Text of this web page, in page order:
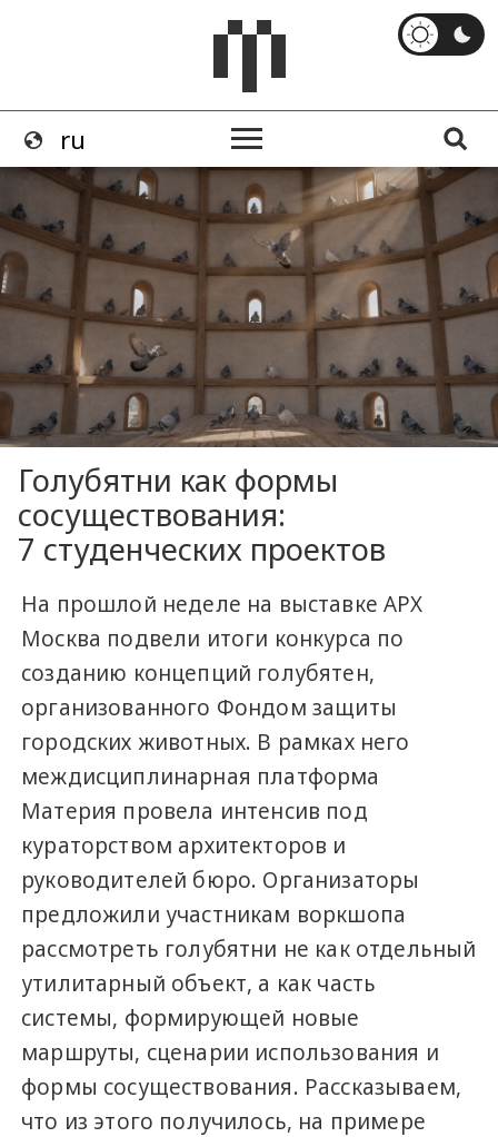
Голубятни как формы
сосуществования:
7 студенческих проектов
На прошлой неделе на выставке АРХ
Москва подвели итоги конкурса по
созданию концепций голубятен,
организованного Фондом защиты
городских животных. В рамках него
междисциплинарная платформа
Материя провела интенсив под
кураторством архитекторов и
руководителей бюро. Организаторы
предложили участникам воркшопа
рассмотреть голубятни не как отдельный
утилитарный объект, а как часть
системы, формирующей новые
маршруты, сценарии использования и
формы сосуществования. Рассказываем,
что из этого получилось, на примере